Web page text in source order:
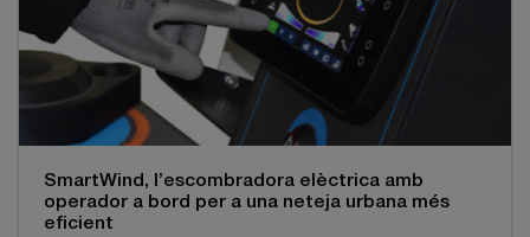
SmartWind, l’escombradora elèctrica amb
operador a bord per a una neteja urbana més
eficient